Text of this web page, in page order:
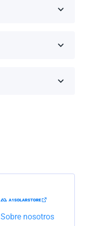
Sobre nosotros